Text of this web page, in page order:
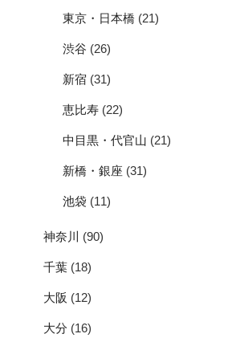
東京・日本橋 (21)
渋谷 (26)
新宿 (31)
恵比寿 (22)
中目黒・代官山 (21)
新橋・銀座 (31)
池袋 (11)
神奈川 (90)
千葉 (18)
大阪 (12)
大分 (16)